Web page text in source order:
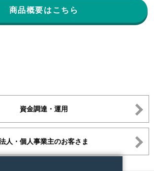
商品概要はこちら
資金調達・運用
人・個人事業主のお客さま